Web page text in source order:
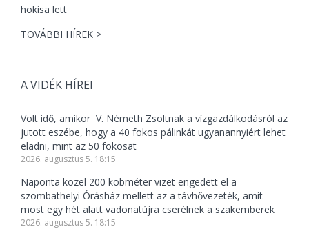
TOVÁBBI HÍREK >
A VIDÉK HÍREI
Volt idő, amikor V. Németh Zsoltnak a vízgazdálkodásról az
jutott eszébe, hogy a 40 fokos pálinkát ugyanannyiért lehet
eladni, mint az 50 fokosat
2026. augusztus 5. 18:15
Naponta közel 200 köbméter vizet engedett el a
szombathelyi Órásház mellett az a távhővezeték, amit
most egy hét alatt vadonatújra cserélnek a szakemberek
2026. augusztus 5. 18:15